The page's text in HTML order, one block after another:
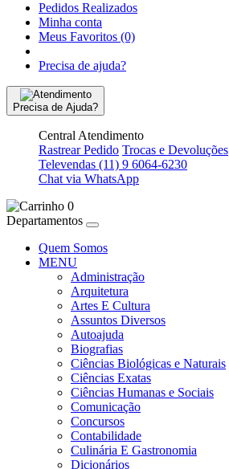
PRÉ-
VENDA
PRÉ-
ARTES E
CULTURA
PRÉ-VENDA ,
AUTOAJUDA
PRÉ-
VENDA >
ARTES E
CULTURA
CULTURA
PSICOLOGIA
RELIGIÃO
RELIGIÃO
Pedidos Realizados
Minha conta
Meus Favoritos (0)
Precisa de ajuda?
Precisa de Ajuda?
Central Atendimento
Rastrear Pedido Trocas e Devoluções
Televendas (11) 9 6064-6230
Chat via WhatsApp
0
Departamentos
Quem Somos
MENU
Administração
Arquitetura
Artes E Cultura
Assuntos Diversos
Autoajuda
Biografias
Ciências Biológicas e Naturais
Ciências Exatas
Ciências Humanas e Sociais
Comunicação
Concursos
Contabilidade
Culinária E Gastronomia
Dicionários